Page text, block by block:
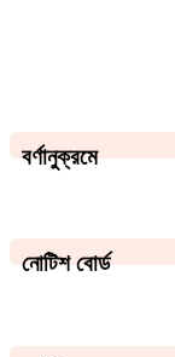
বর্ণানুক্রমে
নোটিশ বোর্ড